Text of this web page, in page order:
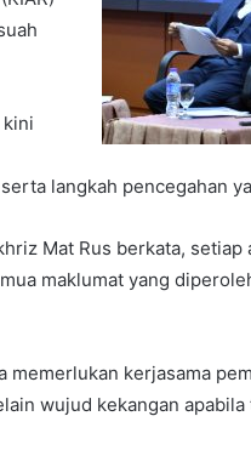
kini
langkah pencegahan
Mat Rus berkata, setiap
maklumat yang
kerjasama
wujud kekangan